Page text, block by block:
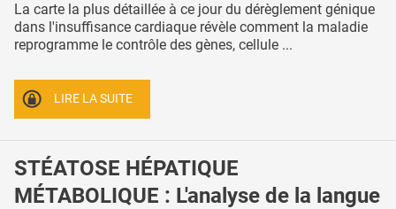
La carte la plus détaillée à ce jour du dérèglement génique
dans l'insuffisance cardiaque révèle comment la maladie
reprogramme le contrôle des gènes, cellule ...
LIRE LA SUITE
STÉATOSE HÉPATIQUE
MÉTABOLIQUE : L'analyse de la langue